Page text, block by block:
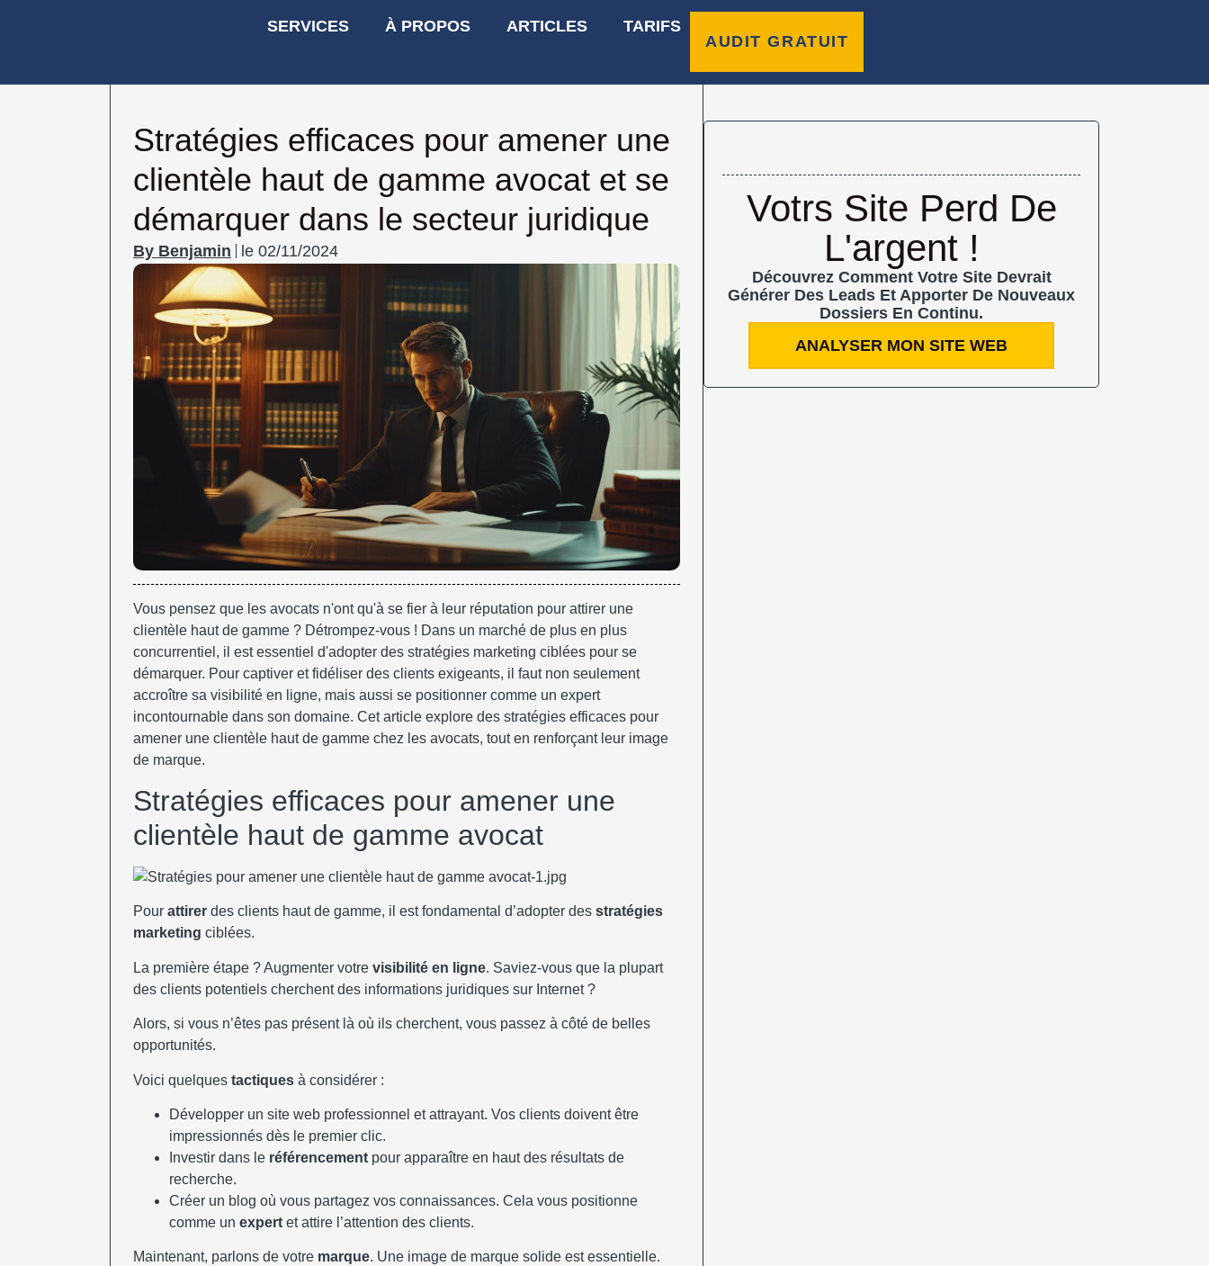
SERVICES À PROPOS ARTICLES
TARIFS
AUDIT GRATUIT
Stratégies efficaces pour amener une
clientèle haut de gamme avocat et se
démarquer dans le secteur juridique
Benjamin le 02/11/2024
Vous pensez que les avocats n'ont qu'à se fier à leur réputation pour attirer une
clientèle haut de gamme ? Détrompez-vous ! Dans un marché de plus en plus
concurrentiel, il est essentiel d'adopter des stratégies marketing ciblées pour se
démarquer. Pour captiver et fidéliser des clients exigeants, il faut non seulement
accroître sa visibilité en ligne, mais aussi se positionner comme un expert
incontournable dans son domaine. Cet article explore des stratégies efficaces pour
amener une clientèle haut de gamme chez les avocats, tout en renforçant leur image
de marque.
Stratégies efficaces pour amener une
clientèle haut de gamme avocat
Pour attirer des clients haut de gamme, il est fondamental d’adopter des stratégies
marketing ciblées.
La première étape ? Augmenter votre visibilité en ligne. Saviez-vous que la plupart
des clients potentiels cherchent des informations juridiques sur Internet ?
Alors, si vous n’êtes pas présent là où ils cherchent, vous passez à côté de belles
opportunités.
Voici quelques tactiques à considérer :
Développer un site web professionnel et attrayant. Vos clients doivent être
impressionnés dès le premier clic.
Investir dans le référencement pour apparaître en haut des résultats de
recherche.
Créer un blog où vous partagez vos connaissances. Cela vous positionne
comme un expert et attire l’attention des clients.
Maintenant, parlons de votre marque. Une image de marque solide est essentielle.
Votrs Site Perd De
L'argent !
Découvrez Comment Votre Site Devrait
Générer Des Leads Et Apporter De Nouveaux
Dossiers En Continu.
ANALYSER MON SITE WEB